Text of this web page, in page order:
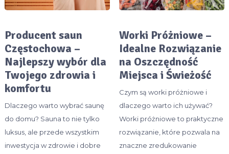
Producent saun
Częstochowa –
Najlepszy wybór dla
Twojego zdrowia i
komfortu
Dlaczego warto wybrać saunę
do domu? Sauna to nie tylko
luksus, ale przede wszystkim
inwestycja w zdrowie i dobre
Worki Próżniowe –
Idealne Rozwiązanie
na Oszczędność
Miejsca i Świeżość
Czym są worki próżniowe i
dlaczego warto ich używać?
Worki próżniowe to praktyczne
rozwiązanie, które pozwala na
znaczne zredukowanie